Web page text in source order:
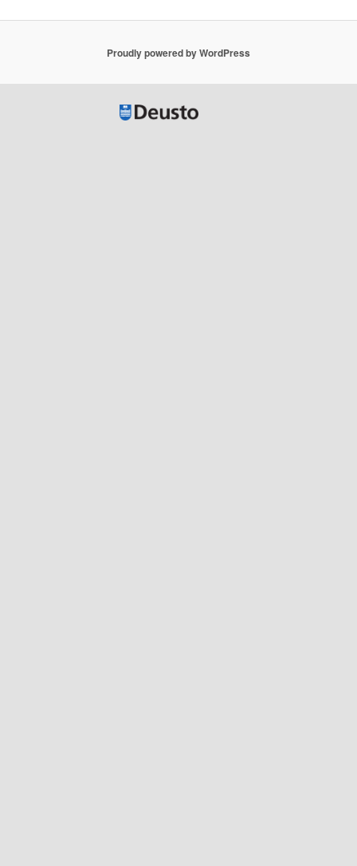
Proudly powered by WordPress